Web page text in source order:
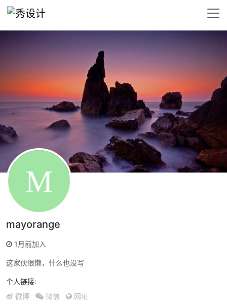
mayorange
1月前加入
这家伙很懒，什么也没写
个人链接:
微博 微信 网址